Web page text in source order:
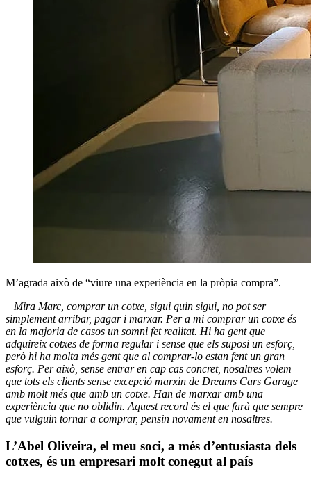
M’agrada això de “viure una experiència en la pròpia compra”.
Mira Marc, comprar un cotxe, sigui quin sigui, no pot ser
simplement arribar, pagar i marxar. Per a mi comprar un cotxe és
en la majoria de casos un somni fet realitat. Hi ha gent que
adquireix cotxes de forma regular i sense que els suposi un esforç,
però hi ha molta més gent que al comprar-lo estan fent un gran
esforç. Per això, sense entrar en cap cas concret, nosaltres volem
que tots els clients sense excepció marxin de Dreams Cars Garage
amb molt més que amb un cotxe. Han de marxar amb una
experiència que no oblidin. Aquest record és el que farà que sempre
que vulguin tornar a comprar, pensin novament en nosaltres.
L’Abel Oliveira, el meu soci, a més d’entusiasta dels
cotxes, és un empresari molt conegut al país